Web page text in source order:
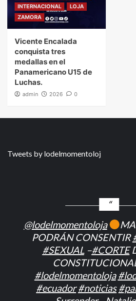
INTERNACIONAL
LOJA
ZAMORA
Vicente Encalada
conquista tres
medallas en el
Panamericano U15 de
Luchas.
admin 2026 0
Tweets by lodelmomentoloj
@lodelmomentoloja
PODRÁN CONSENTIR
#SEXUAL–#CORTE
#lodelmomentoloja
#ecuador #noticias